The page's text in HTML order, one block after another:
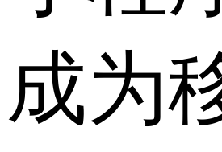
成为